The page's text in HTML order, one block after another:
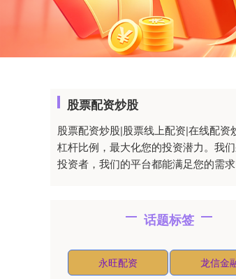
股票配资炒股
股票配资炒股|股票线上配资|在线配
杠杆比例，最大化您的投资潜力。我
投资者，我们的平台都能满足您的需
话题标签
永旺配资 龙信金